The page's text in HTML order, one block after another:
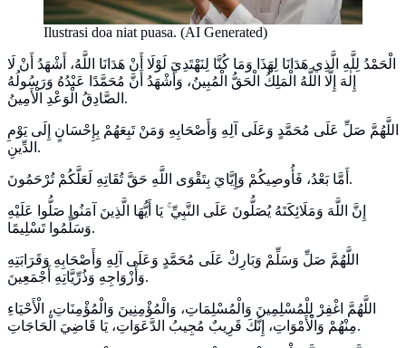
Ilustrasi doa niat puasa. (AI Generated)
الْحَمْدُ لِلَّهِ الَّذِي هَدَانَا لِهَذَا وَمَا كُنَّا لِنَهْتَدِيَ لَوْلَا أَنْ هَدَانَا اللَّهُ، أَشْهَدُ أَنْ لَا
إِلٰهَ إِلَّا اللَّهُ الْمَلِكُ الْحَقُّ الْمُبِينُ، وَأَشْهَدُ أَنَّ مُحَمَّدًا عَبْدُهُ وَرَسُولُهُ
الصَّادِقُ الْوَعْدِ الْأَمِينُ.
اللَّهُمَّ صَلِّ عَلَى مُحَمَّدٍ وَعَلَى آلِهِ وَأَصْحَابِهِ وَمَنْ تَبِعَهُمْ بِإِحْسَانٍ إِلَى يَوْمِ
الدِّينِ.
أَمَّا بَعْدُ، فَأُوصِيكُمْ وَإِيَّايَ بِتَقْوَى اللَّهِ حَقَّ تُقَاتِهِ لَعَلَّكُمْ تُرْحَمُونَ.
إِنَّ اللَّهَ وَمَلَائِكَتَهُ يُصَلُّونَ عَلَى النَّبِيِّ ۚ يَا أَيُّهَا الَّذِينَ آمَنُوا صَلُّوا عَلَيْهِ
وَسَلِّمُوا تَسْلِيمًا.
اللَّهُمَّ صَلِّ وَسَلِّمْ وَبَارِكْ عَلَى مُحَمَّدٍ وَعَلَى آلِهِ وَأَصْحَابِهِ وَقَرَابَتِهِ
وَأَزْوَاجِهِ وَذُرِّيَّاتِهِ أَجْمَعِينَ.
اللَّهُمَّ اغْفِرْ لِلْمُسْلِمِينَ وَالْمُسْلِمَاتِ، وَالْمُؤْمِنِينَ وَالْمُؤْمِنَاتِ، الْأَحْيَاءِ
مِنْهُمْ وَالْأَمْوَاتِ، إِنَّكَ قَرِيبٌ مُجِيبُ الدَّعَوَاتِ، يَا قَاضِيَ الْحَاجَاتِ.